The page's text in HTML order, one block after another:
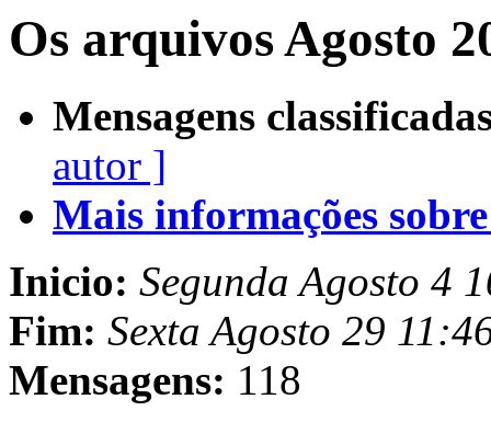
Os arquivos Agosto
Mensagens
autor ]
Mais informações
Inicio: Segunda Agosto 4
Fim: Sexta Agosto 29
Mensagens: 118